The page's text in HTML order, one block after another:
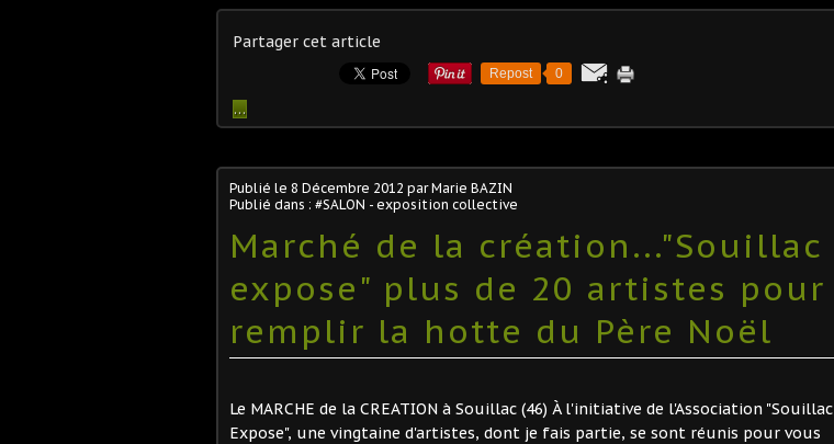
Partager cet article
Repost 0
…
Publié le 8 Décembre 2012 par Marie BAZIN
Publié dans : #SALON - exposition collective
Marché de la création..."Souillac
expose" plus de 20 artistes pour
remplir la hotte du Père Noël
Le MARCHE de la CREATION à Souillac (46) À l'initiative de l'Association "Souillac
Expose", une vingtaine d'artistes, dont je fais partie, se sont réunis pour vous